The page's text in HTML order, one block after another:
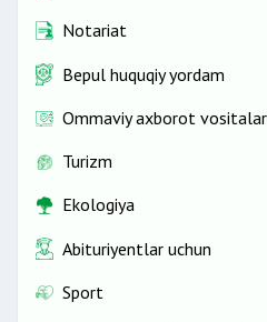
Notariat
Bepul huquqiy yordam
Ommaviy axborot
Turizm
Ekologiya
Abituriyentlar uchun
Sport